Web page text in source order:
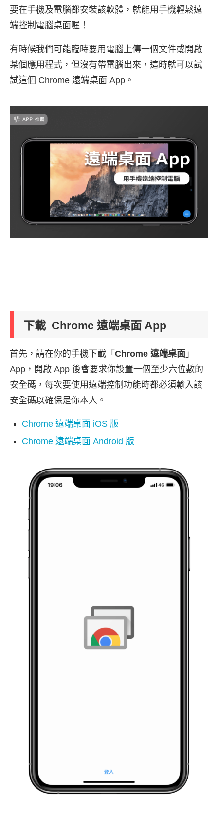
要在手機及電腦都安裝該軟體，就能用手機輕鬆遠
端控制電腦桌面喔！
有時候我們可能臨時要用電腦上傳一個文件或開啟
某個應用程式，但沒有帶電腦出來，這時就可以試
試這個 Chrome 遠端桌面 App。
下載 Chrome 遠端桌面 App
首先，請在你的手機下載「 Chrome 遠端桌面 」
App，開啟 App 後會要求你設置一個至少六位數的
安全碼，每次要使用遠端控制功能時都必須輸入該
安全碼以確保是你本人。
Chrome 遠端桌面 iOS 版
Chrome 遠端桌面 Android 版